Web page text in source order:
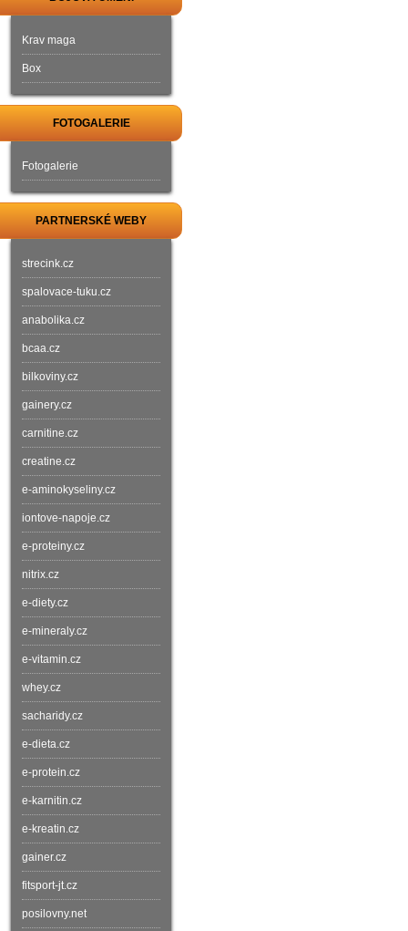
Krav maga
Box
FOTOGALERIE
Fotogalerie
PARTNERSKÉ WEBY
strecink.cz
spalovace-tuku.cz
anabolika.cz
bcaa.cz
bilkoviny.cz
gainery.cz
carnitine.cz
creatine.cz
e-aminokyseliny.cz
iontove-napoje.cz
e-proteiny.cz
nitrix.cz
e-diety.cz
e-mineraly.cz
e-vitamin.cz
whey.cz
sacharidy.cz
e-dieta.cz
e-protein.cz
e-karnitin.cz
e-kreatin.cz
gainer.cz
fitsport-jt.cz
posilovny.net